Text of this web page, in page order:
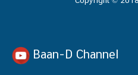
Baan-D Channel